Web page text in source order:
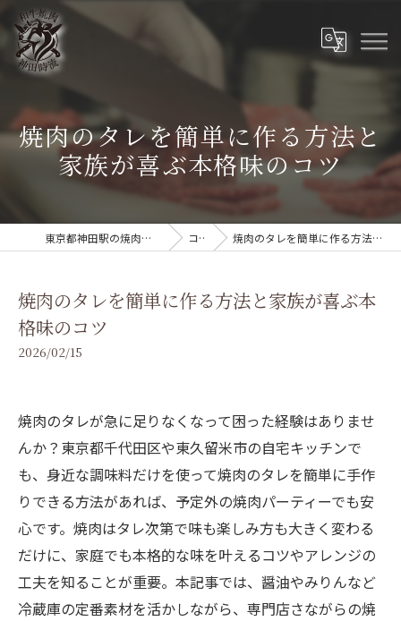
焼肉のタレを簡単に作る方法と
家族が喜ぶ本格味のコツ
東京都神田駅の焼肉なら和牛焼肉 神田時流 コラム 焼肉のタレを簡単に作る方法と家族が喜ぶ本格味のコツ
焼肉のタレを簡単に作る方法と家族が喜ぶ本
格味のコツ
2026/02/15
焼肉のタレが急に足りなくなって困った経験はありませ
んか？東京都千代田区や東久留米市の自宅キッチンで
も、身近な調味料だけを使って焼肉のタレを簡単に手作
りできる方法があれば、予定外の焼肉パーティーでも安
心です。焼肉はタレ次第で味も楽しみ方も大きく変わる
だけに、家庭でも本格的な味を叶えるコツやアレンジの
工夫を知ることが重要。本記事では、醤油やみりんなど
冷蔵庫の定番素材を活かしながら、専門店さながらの焼